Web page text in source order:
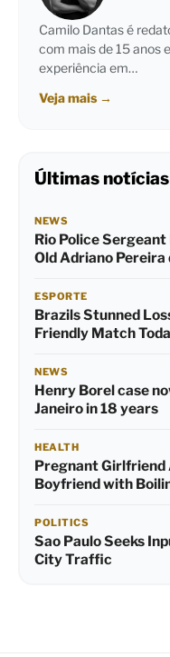
Camilo Dantas é
com mais de 15 anos
experiência em…
Veja mais →
Últimas notícias
NEWS
Rio Police
Old Adriano Pereira
ESPORTE
Brazils Stunned
Friendly Match
NEWS
Henry Borel case
Janeiro in 18 years
HEALTH
Pregnant
Boyfriend with
POLITICS
Sao Paulo Seeks
City Traffic